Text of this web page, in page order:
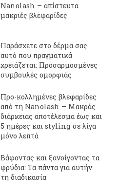
Nanolash – απίστευτα
μακριές βλεφαρίδες
Παράσχετε στο δέρμα σας
αυτό που πραγματικά
χρειάζεται: Προσαρμοσμένες
συμβουλές ομορφιάς
Προ-κολλημένες βλεφαρίδες
από τη Nanolash – Μακράς
διάρκειας αποτέλεσμα έως και
5 ημέρες και styling σε λίγα
μόνο λεπτά
Βάφοντας και ξανοίγοντας τα
φρύδια: Τα πάντα για αυτήν
τη διαδικασία